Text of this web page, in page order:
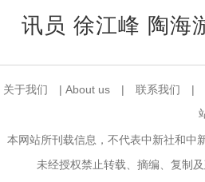
讯员 徐江峰 陶海
关于我们 | About us | 联系我们 |
本网站所刊载信息，不代表中新社和中
未经授权禁止转载、摘编、复制